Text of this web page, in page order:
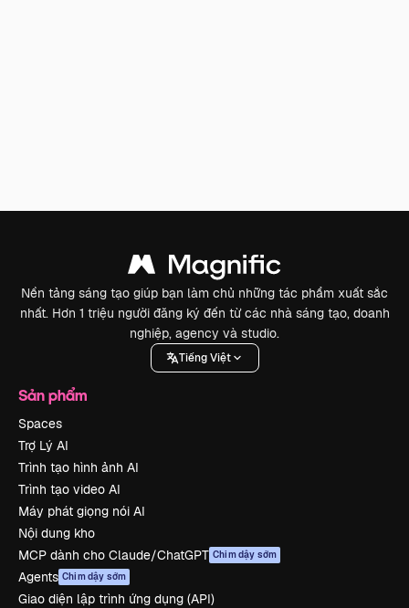
Nền tảng sáng tạo giúp bạn làm chủ những tác phẩm xuất sắc
nhất. Hơn 1 triệu người đăng ký đến từ các nhà sáng tạo, doanh
nghiệp, agency và studio.
Tiếng Việt
Sản phẩm
Spaces
Trợ Lý AI
Trình tạo hình ảnh AI
Trình tạo video AI
Máy phát giọng nói AI
Nội dung kho
MCP dành cho Claude/ChatGPT Chim dậy sớm
Agents Chim dậy sớm
Giao diện lập trình ứng dụng (API)